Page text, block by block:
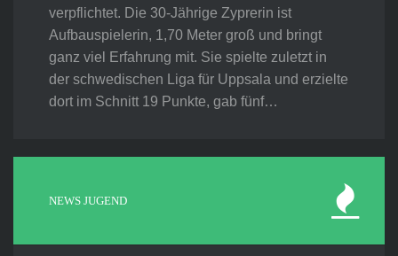
verpflichtet. Die 30-Jährige Zyprerin ist
Aufbauspielerin, 1,70 Meter groß und bringt
ganz viel Erfahrung mit. Sie spielte zuletzt in
der schwedischen Liga für Uppsala und erzielte
dort im Schnitt 19 Punkte, gab fünf…
NEWS JUGEND